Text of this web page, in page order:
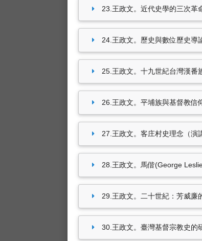
23.王政文。近代史學的三次革
24.王政文。歷史與數位歷史導
25.王政文。十九世紀台灣漢番
26.王政文。平埔族與基督教信
27.王政文。客庄村史理念（演
28.王政文。馬偕(George
29.王政文。二十世紀：芳威廉
30.王政文。臺灣基督宗教史的